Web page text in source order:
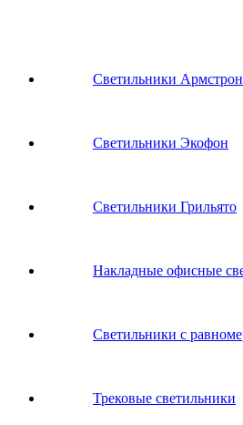
Светильники
Светильники Экофон
Светильники Грильято
Накладные офисные
Светильники с
Трековые светильники